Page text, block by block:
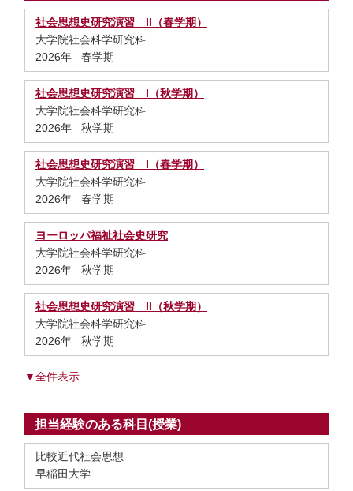
社会思想史研究演習 II（春学期）
大学院社会科学研究科
2026年 春学期
社会思想史研究演習 I（秋学期）
大学院社会科学研究科
2026年 秋学期
社会思想史研究演習 I（春学期）
大学院社会科学研究科
2026年 春学期
ヨーロッパ福祉社会史研究
大学院社会科学研究科
2026年 秋学期
社会思想史研究演習 II（秋学期）
大学院社会科学研究科
2026年 秋学期
▼全件表示
担当経験のある科目(授業)
比較近代社会思想
早稲田大学